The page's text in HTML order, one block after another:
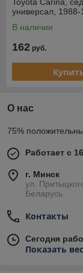
универсал, 1988-
В наличии
162 руб.
О нас
75%
Работает с
г. Минск
ул.
Беларусь
Контакты
Сегодня
Показать